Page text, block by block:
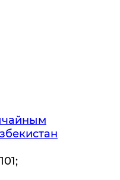
;